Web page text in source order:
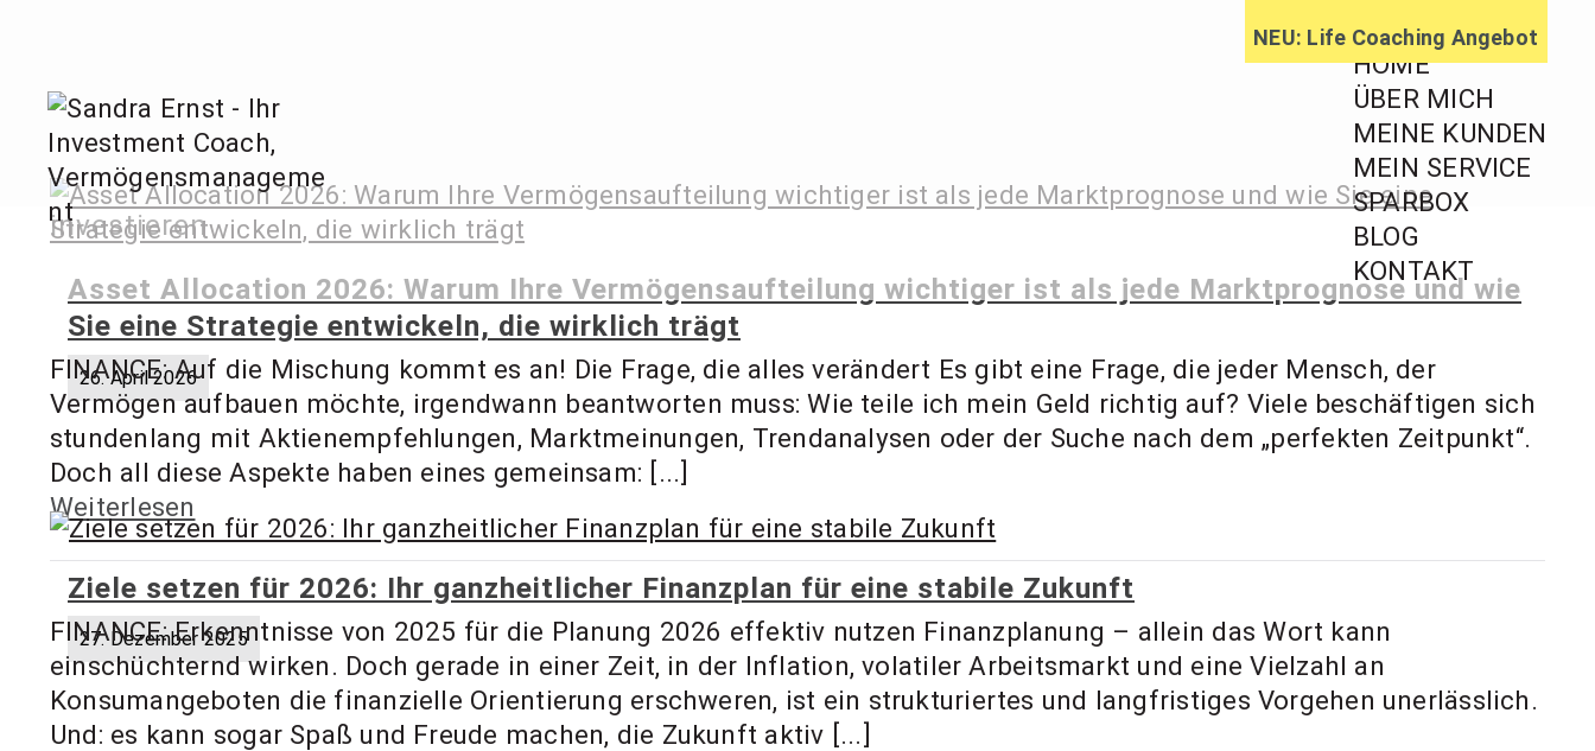
springen
NEU: Life Coaching Angebot
Sandra Ernst – Finanzberatung,
Investment Coach, Anlageberatung
HOME
ÜBER MICH
MEINE KUNDEN
MEIN SERVICE
SPARBOX
BLOG
KONTAKT
investieren
Asset Allocation 2026: Warum Ihre Vermögensaufteilung wichtiger ist als jede Marktprognose und wie
Sie eine Strategie entwickeln, die wirklich trägt
26. April 2026
FINANCE: Auf die Mischung kommt es an! Die Frage, die alles verändert Es gibt eine Frage, die jeder Mensch, der
Vermögen aufbauen möchte, irgendwann beantworten muss: Wie teile ich mein Geld richtig auf? Viele beschäftigen sich
stundenlang mit Aktienempfehlungen, Marktmeinungen, Trendanalysen oder der Suche nach dem „perfekten Zeitpunkt“.
Doch all diese Aspekte haben eines gemeinsam: [...]
Weiterlesen
Ziele setzen für 2026: Ihr ganzheitlicher Finanzplan für eine stabile Zukunft
27. Dezember 2025
FINANCE: Erkenntnisse von 2025 für die Planung 2026 effektiv nutzen Finanzplanung – allein das Wort kann
einschüchternd wirken. Doch gerade in einer Zeit, in der Inflation, volatiler Arbeitsmarkt und eine Vielzahl an
Konsumangeboten die finanzielle Orientierung erschweren, ist ein strukturiertes und langfristiges Vorgehen unerlässlich.
Und: es kann sogar Spaß und Freude machen, die Zukunft aktiv [...]